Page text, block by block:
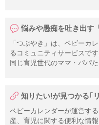
悩みや愚痴を吐き出す
「つぶやき」は、ベビーカ
るコミュニティサービスで
同じ育児世代のママ・パパ
知りたい!が見つかる｢
ベビーカレンダーが運営す
産、育児に関する便利な情